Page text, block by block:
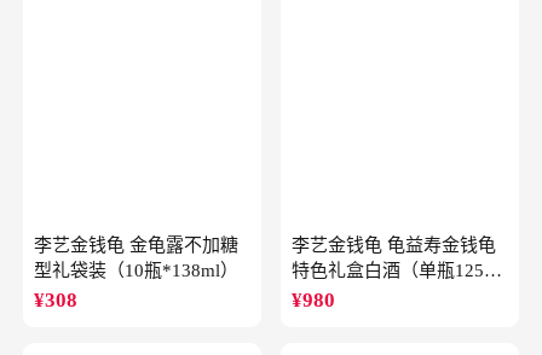
李艺金钱龟 金龟露不加糖
型礼袋装（10瓶*138ml）
¥308
李艺金钱龟 龟益寿金钱龟
特色礼盒白酒（单瓶125ml
礼盒装）
¥980